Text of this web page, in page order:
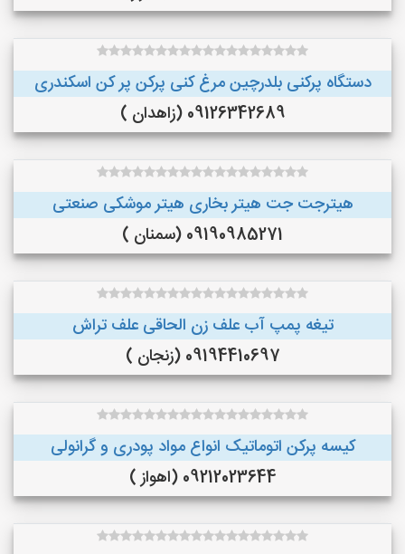
دستگاه پرکنی بلدرچین مرغ کنی پرکن پر کن اسکندری
09126342689 (زاهدان )
هیترجت جت هیتر بخاری هیتر موشکی صنعتی
09190985271 (سمنان )
تیغه پمپ آب علف زن الحاقی علف تراش
09194410697 (زنجان )
کیسه پرکن اتوماتیک انواع مواد پودری و گرانولی
09212023644 (اهواز )